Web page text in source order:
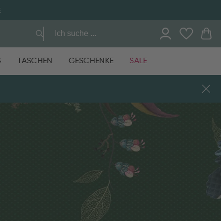
TASCHEN GESCHENKE SALE